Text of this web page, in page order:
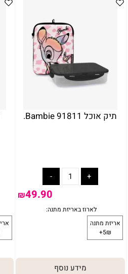
תיק אוכל Bambie 91811.
₪49.90
מידע נוסף